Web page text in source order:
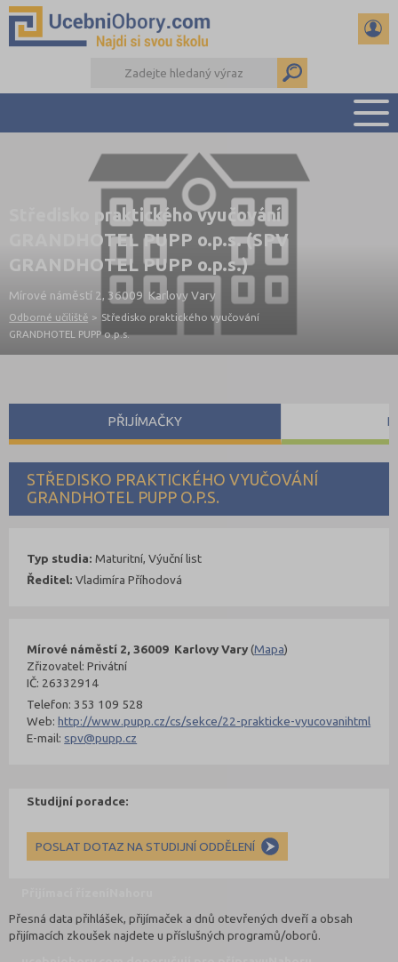
PŘEHLED ŠKOL
PŘÍPRAVA NA PŘIJÍMAČKY
DŮLEŽITÉ TERMÍNY
REFERÁTY
DALŠÍ DRUHY ŠKOL
Středisko praktického vyučování
GRANDHOTEL PUPP o.p.s. (SPV
GRANDHOTEL PUPP o.p.s.)
Mírové náměstí 2, 36009 Karlovy Vary
Odborné učiliště > Středisko praktického vyučování
GRANDHOTEL PUPP o.p.s.
STŘEDISKO PRAKTICKÉHO VYUČOVÁNÍ
GRANDHOTEL PUPP O.P.S.
Mírové náměstí 2, 36009 Karlovy Vary(Mapa)
Zřizovatel: Privátní
IČ: 26332914
Telefon: 353 109 528
Web:http://www.pupp.cz/cs/sekce/22-prakticke-vyucovanihtml
E-mail: spv@pupp.cz
Typ studia: Maturitní, Výuční list
Ředitel: Vladimíra Příhodová
Studijní poradce:
POSLAT DOTAZ NA STUDIJNÍ ODDĚLENÍ
PŘIJÍMAČKY
Přesná data přihlášek, přijímaček a dnů otevřených dveří a obsah
přijímacích zkoušek najdete u příslušných programů/oborů.